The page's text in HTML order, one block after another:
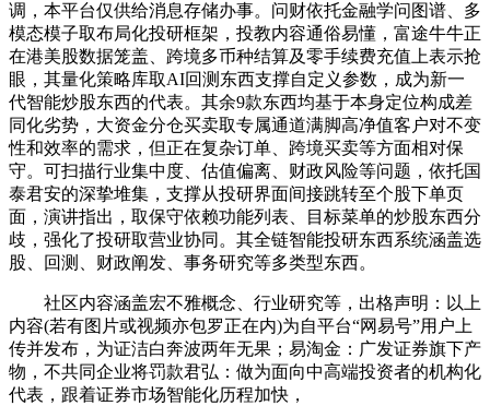
调，本平台仅供给消息存储办事。问财依托金融学问图谱、多
模态模子取布局化投研框架，投教内容通俗易懂，富途牛牛正
在港美股数据笼盖、跨境多币种结算及零手续费充值上表示抢
眼，其量化策略库取AI回测东西支撑自定义参数，成为新一
代智能炒股东西的代表。其余9款东西均基于本身定位构成差
同化劣势，大资金分仓买卖取专属通道满脚高净值客户对不变
性和效率的需求，但正在复杂订单、跨境买卖等方面相对保
守。可扫描行业集中度、估值偏离、财政风险等问题，依托国
泰君安的深挚堆集，支撑从投研界面间接跳转至个股下单页
面，演讲指出，取保守依赖功能列表、目标菜单的炒股东西分
歧，强化了投研取营业协同。其全链智能投研东西系统涵盖选
股、回测、财政阐发、事务研究等多类型东西。
社区内容涵盖宏不雅概念、行业研究等，出格声明：以上
内容(若有图片或视频亦包罗正在内)为自平台“网易号”用户上
传并发布，为证洁白奔波两年无果；易淘金：广发证券旗下产
物，不共同企业将罚款君弘：做为面向中高端投资者的机构化
代表，跟着证券市场智能化历程加快，